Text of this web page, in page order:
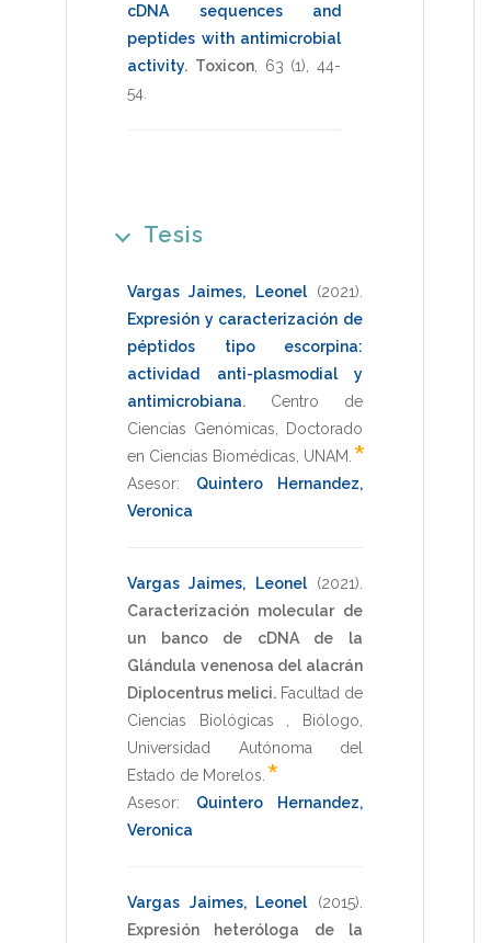
cDNA sequences and
peptides with antimicrobial
activity. Toxicon, 63 (1), 44-
54
Tesis
Vargas Jaimes, Leonel (2021)
Expresión y caracterización de
péptidos tipo escorpina:
actividad anti-plasmodial y
antimicrobiana.
Centro de
Ciencias Genómicas
Doctorado
en Ciencias Biomédicas UNAM *
Asesor: Quintero Hernandez,
Veronica
Vargas Jaimes, Leonel (2021)
Caracterización molecular de
un banco de cDNA de la
Glándula venenosa del alacrán
Diplocentrus melici. Facultad de
Ciencias Biológicas
Biólogo
Universidad Autónoma del
Estado de Morelos *
Asesor: Quintero Hernandez,
Veronica
Vargas Jaimes, Leonel (2015)
Expresión heteróloga de la